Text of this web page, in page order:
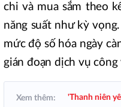
chi và mua sắm theo
năng suất như kỳ
mức độ số hóa ngày
gián đoạn dịch vụ
Xem thêm: 'Thanh niên